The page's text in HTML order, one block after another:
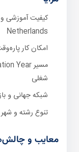
کیفیت آموزشی و
Netherlands
امکان کار
شغلی
شبکه جهانی و
تنوع رشته و
معایب و